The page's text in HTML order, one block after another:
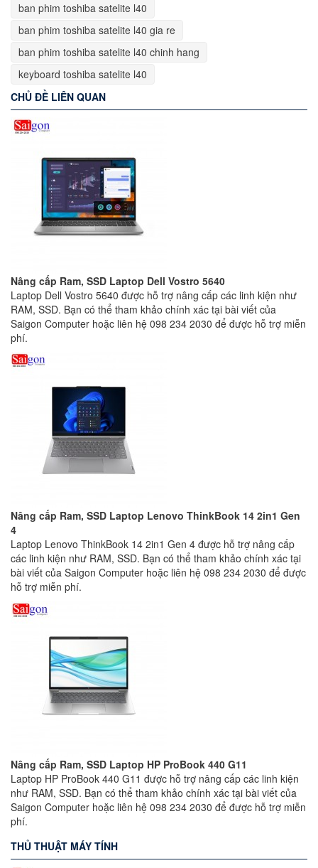
ban phim toshiba satelite l40
ban phim toshiba satelite l40 gia re
ban phim toshiba satelite l40 chinh hang
keyboard toshiba satelite l40
CHỦ ĐỀ LIÊN QUAN
Nâng cấp Ram, SSD Laptop Dell Vostro 5640
Laptop Dell Vostro 5640 được hỗ trợ nâng cấp các linh kiện như
RAM, SSD. Bạn có thể tham khảo chính xác tại bài viết của
Saigon Computer hoặc liên hệ 098 234 2030 để được hỗ trợ miễn
phí.
Nâng cấp Ram, SSD Laptop Lenovo ThinkBook 14 2in1 Gen
4
Laptop Lenovo ThinkBook 14 2in1 Gen 4 được hỗ trợ nâng cấp
các linh kiện như RAM, SSD. Bạn có thể tham khảo chính xác tại
bài viết của Saigon Computer hoặc liên hệ 098 234 2030 để được
hỗ trợ miễn phí.
Nâng cấp Ram, SSD Laptop HP ProBook 440 G11
Laptop HP ProBook 440 G11 được hỗ trợ nâng cấp các linh kiện
như RAM, SSD. Bạn có thể tham khảo chính xác tại bài viết của
Saigon Computer hoặc liên hệ 098 234 2030 để được hỗ trợ miễn
phí.
THỦ THUẬT MÁY TÍNH